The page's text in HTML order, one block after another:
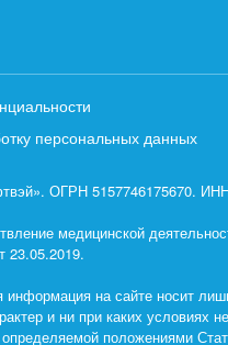
персональных данных
ОГРН 5157746175670.
медицинской
23.05.2019.
информация на сайте носит
и ни при каких условиях
положениями